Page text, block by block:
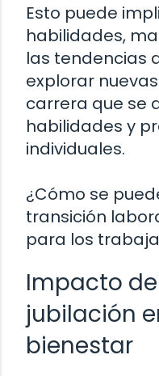
Esto puede
habilidades,
las tendencias
explorar
carrera que se
habilidades y
individuales.
¿Cómo se
transición
para los
Impacto
jubilación
bienestar